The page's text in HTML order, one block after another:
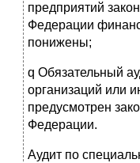
предприятий
Федерации
понижены;
q Обязательный
организаций или
предусмотрен
Федерации.
Аудит по